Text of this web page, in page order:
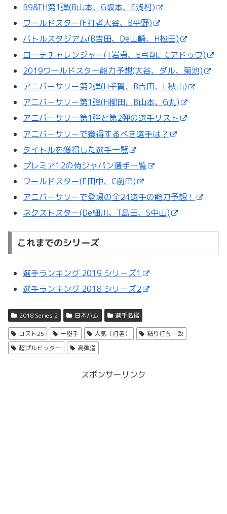
B9&TH第1弾(B山本、G坂本、E浅村)
ワールドスター(F打者大谷、B平野)
バトルスタジアム(B吉田、De山崎、H松田)
ローテチャレンジャー(T岩貞、E弓削、Cアドゥワ)
2019ワールドスター能力予想(大谷、ダル、菊池)
アニバーサリー第2弾(H千賀、B吉田、L秋山)
アニバーサリー第1弾(H柳田、B山本、G丸)
アニバーサリー第1弾と第2弾の選手リスト
アニバーサリーで獲得するべき選手は？
タイトルを獲得した選手一覧
プレミア12の侍ジャパン選手一覧
ワールドスター(E田中、C前田)
アニバーサリーで登場の全24選手の能力予想！
ネクストスター(De細川、T島田、S中山)
これまでのシリーズ
選手ランキング 2019 シリーズ1
選手ランキング 2018 シリーズ2
2018 Series 2 日本ハム 選手名鑑
コスト25 一塁手 人気（打者）
粘り打ち・改
超プルヒッター
高弾道
スポンサーリンク